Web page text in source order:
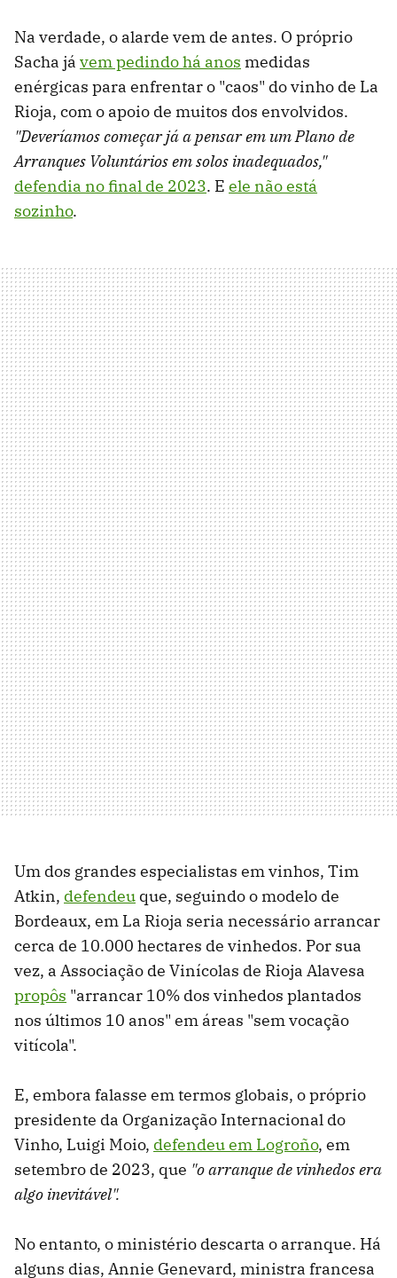
Na verdade, o alarde vem de antes. O próprio
Sacha já vem pedindo há anos medidas
enérgicas para enfrentar o "caos" do vinho de La
Rioja, com o apoio de muitos dos envolvidos.
"Deveríamos começar já a pensar em um Plano de
Arranques Voluntários em solos inadequados,"
defendia no final de 2023. E ele não está
sozinho.
Um dos grandes especialistas em vinhos, Tim
Atkin, defendeu que, seguindo o modelo de
Bordeaux, em La Rioja seria necessário arrancar
cerca de 10.000 hectares de vinhedos. Por sua
vez, a Associação de Vinícolas de Rioja Alavesa
propôs "arrancar 10% dos vinhedos plantados
nos últimos 10 anos" em áreas "sem vocação
vitícola".
E, embora falasse em termos globais, o próprio
presidente da Organização Internacional do
Vinho, Luigi Moio, defendeu em Logroño, em
setembro de 2023, que "o arranque de vinhedos era
algo inevitável".
No entanto, o ministério descarta o arranque. Há
alguns dias, Annie Genevard, ministra francesa